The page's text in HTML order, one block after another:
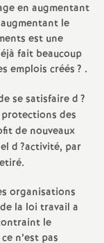
n
e
m
e
n
t
en augmentant
le
est une
fait beaucoup
emplois créés? .
se satisfaire d?
des
de nouveaux
d?activité, par
organisations
la loi travail a
le
n’est pas